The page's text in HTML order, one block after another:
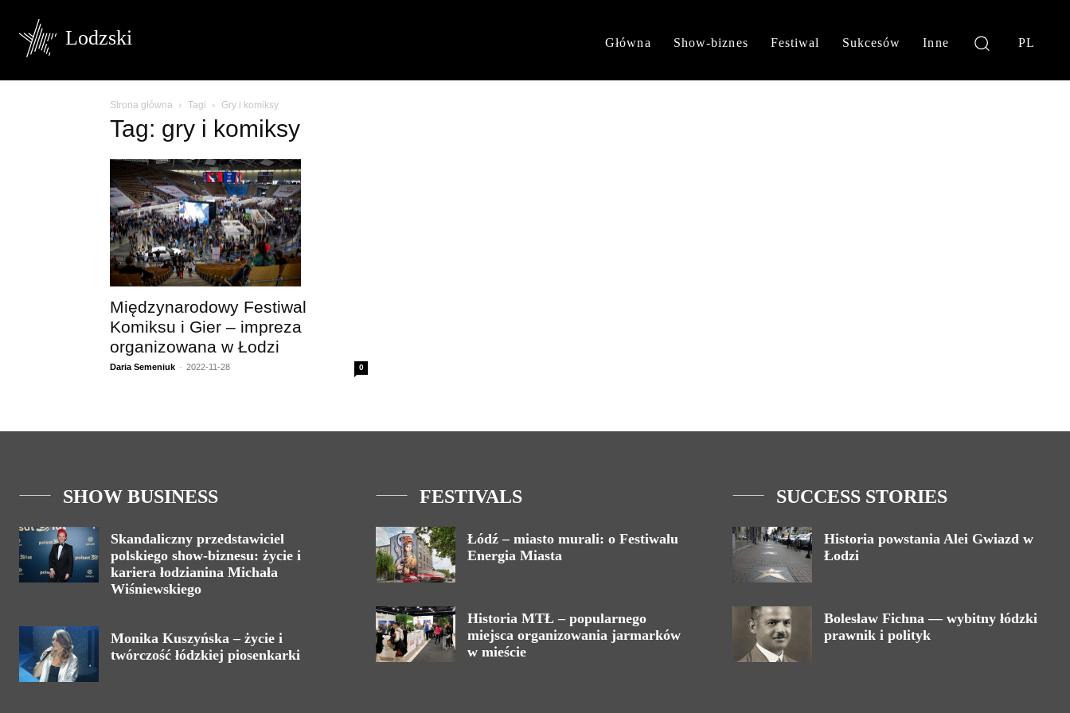
Lodzski Główna Show-biznes Festiwal Sukcesów Inne PL
Strona główna Tagi Gry i komiksy
Tag: gry i komiksy
Międzynarodowy Festiwal
Komiksu i Gier – impreza
organizowana w Łodzi
Daria Semeniuk - 2022-11-28 0
SHOW BUSINESS
Skandaliczny przedstawiciel
polskiego show-biznesu: życie i
kariera łodzianina Michała
Wiśniewskiego
Monika Kuszyńska – życie i
twórczość łódzkiej piosenkarki
FESTIVALS
Łódź – miasto murali: o Festiwalu
Energia Miasta
Historia MTŁ – popularnego
miejsca organizowania jarmarków
w mieście
SUCCESS STORIES
Historia powstania Alei Gwiazd w
Łodzi
Bolesław Fichna — wybitny łódzki
prawnik i polityk